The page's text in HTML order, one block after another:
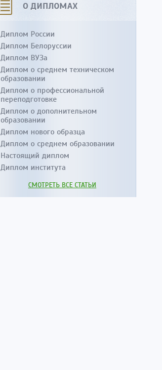
О ДИПЛОМАХ
Диплом России
Диплом Белоруссии
Диплом ВУЗа
Диплом о среднем техническом
образовании
Диплом о профессиональной
переподготовке
Диплом о дополнительном
образовании
Диплом нового образца
Диплом о среднем образовании
Настоящий диплом
Диплом института
СМОТРЕТЬ ВСЕ СТАТЬИ